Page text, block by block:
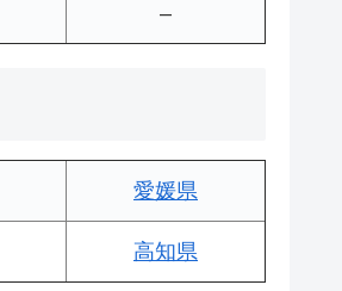
–
愛媛県
高知県